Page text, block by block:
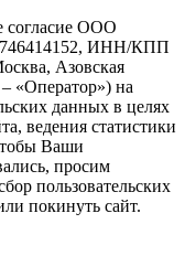
согласие ООО
ИНН/КПП
Азовская
«Оператор») на
данных в целях
ведения статистики
Ваши
просим
пользовательских
покинуть сайт.